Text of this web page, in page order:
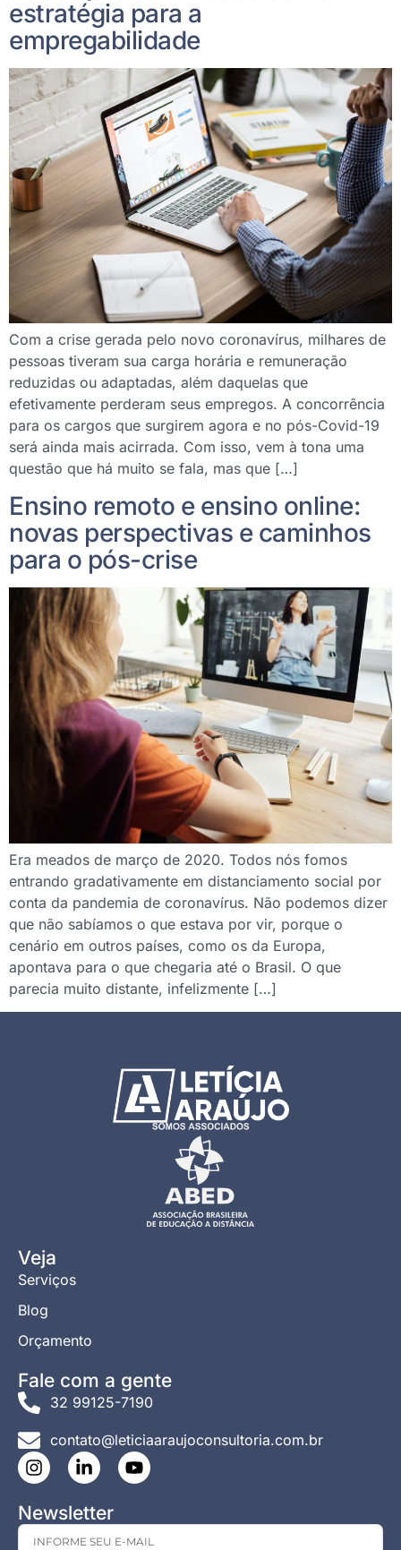
estratégia para a
empregabilidade
Com a crise gerada pelo novo coronavírus, milhares de
pessoas tiveram sua carga horária e remuneração
reduzidas ou adaptadas, além daquelas que
efetivamente perderam seus empregos. A concorrência
para os cargos que surgirem agora e no pós-Covid-19
será ainda mais acirrada. Com isso, vem à tona uma
questão que há muito se fala, mas que […]
Ensino remoto e ensino online:
novas perspectivas e caminhos
para o pós-crise
Era meados de março de 2020. Todos nós fomos
entrando gradativamente em distanciamento social por
conta da pandemia de coronavírus. Não podemos dizer
que não sabíamos o que estava por vir, porque o
cenário em outros países, como os da Europa,
apontava para o que chegaria até o Brasil. O que
parecia muito distante, infelizmente […]
Veja
Serviços
Blog
Orçamento
Fale com a gente
32 99125-7190
contato@leticiaaraujoconsultoria.com.br
Newsletter